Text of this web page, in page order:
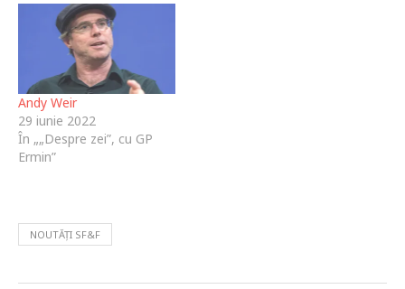
Andy Weir
29 iunie 2022
În „„Despre zei”, cu GP
Ermin”
NOUTĂȚI SF&F